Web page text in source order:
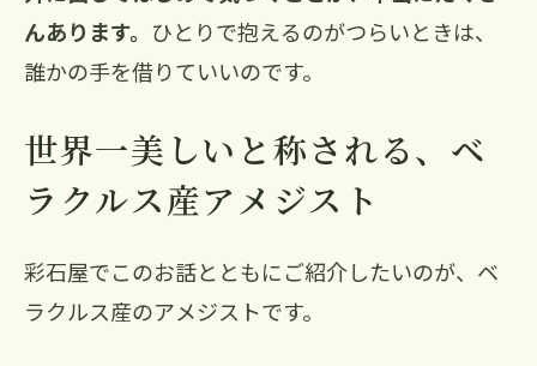
んあります。 ひとりで抱えるのがつらいときは、
誰かの手を借りていいのです。
世界一美しいと称される、ベ
ラクルス産アメジスト
彩石屋でこのお話とともにご紹介したいのが、ベ
ラクルス産のアメジストです。